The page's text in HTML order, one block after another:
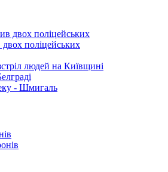
поліцейських
людей на Київщині
- Шмигаль